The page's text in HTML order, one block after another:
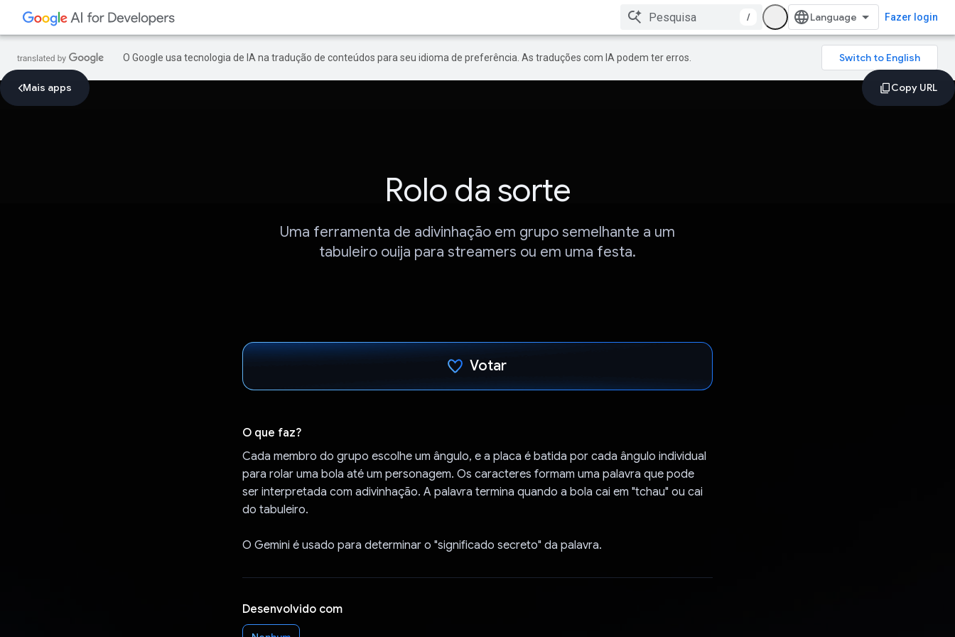
/ Fazer login
O Google usa tecnologia de IA na tradução de conteúdos para seu idioma de preferência. As traduções com IA podem ter erros.
Mais apps
Rolo da sorte
Uma ferramenta de adivinhação em grupo semelhante a um
tabuleiro ouija para streamers ou em uma festa.
Votar
O que faz?
Cada membro do grupo escolhe um ângulo, e a placa é batida por cada ângulo individual
para rolar uma bola até um personagem. Os caracteres formam uma palavra que pode
ser interpretada com adivinhação. A palavra termina quando a bola cai em "tchau" ou cai
do tabuleiro.
O Gemini é usado para determinar o "significado secreto" da palavra.
Desenvolvido com